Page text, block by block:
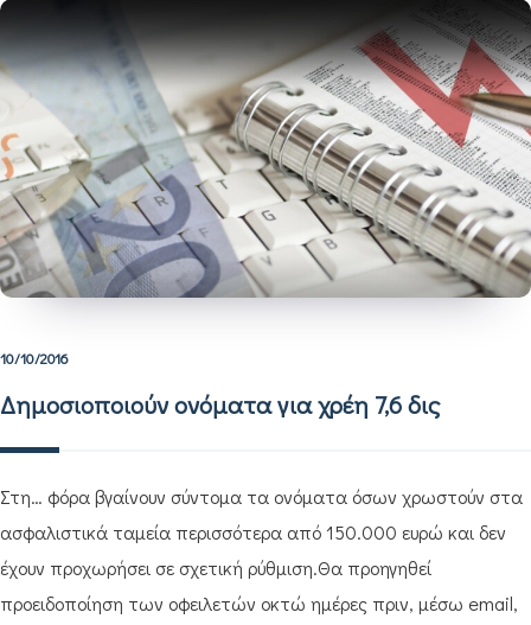
10/10/2016
Δημοσιοποιούν ονόματα για χρέη 7,6 δις
Στη… φόρα βγαίνουν σύντομα τα ονόματα όσων χρωστούν στα
ασφαλιστικά ταμεία περισσότερα από 150.000 ευρώ και δεν
έχουν προχωρήσει σε σχετική ρύθμιση.Θα προηγηθεί
προειδοποίηση των οφειλετών οκτώ ημέρες πριν, μέσω email,